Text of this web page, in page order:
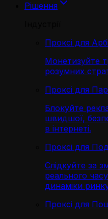
Рішення
Проксі для
Монетизуйте
розумних
Проксі для
Блокуйте
швидшої,
в інтернеті.
Проксі для
Слідкуйте за
реального
динаміки
Проксі для